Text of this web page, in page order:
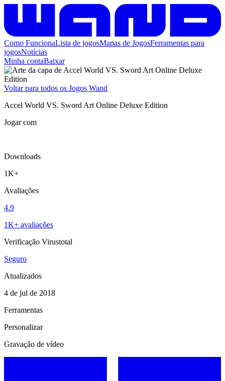
Como FuncionaLista de jogosMapas de JogosFerramentas para
jogosNotícias
Minha contaBaixar
Voltar para todos os Jogos Wand
Accel World VS. Sword Art Online Deluxe Edition
Jogar com
Downloads
1K+
Avaliações
4.9
1K+ avaliações
Verificação Virustotal
Seguro
Atualizados
4 de jul de 2018
Ferramentas
Personalizar
Gravação de vídeo